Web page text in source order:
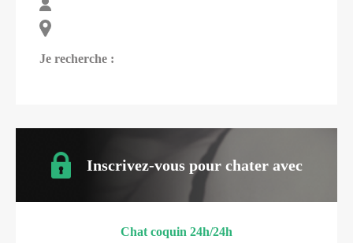
Je recherche :
Inscrivez-vous pour chater avec
Chat coquin 24h/24h